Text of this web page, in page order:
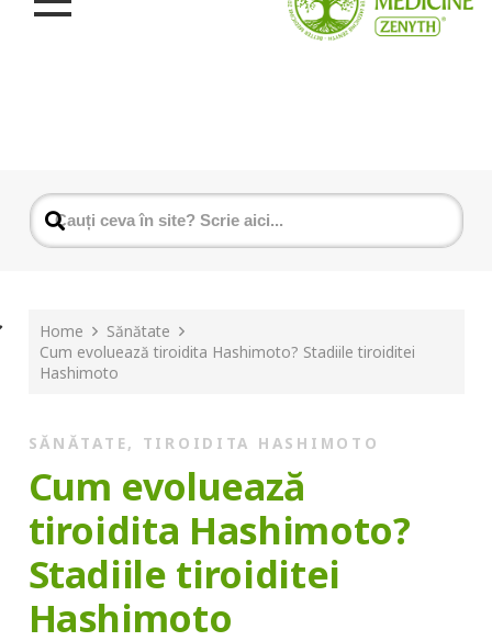
Home
Sănătate
Cum evoluează tiroidita Hashimoto? Stadiile tiroiditei
Hashimoto
SĂNĂTATE, TIROIDITA HASHIMOTO
Cum evoluează
tiroidita Hashimoto?
Stadiile tiroiditei
Hashimoto